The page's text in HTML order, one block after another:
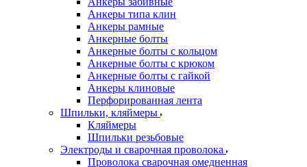
Анкеры типа клин
Анкеры рамные
Анкерные болты
Анкерные болты с кольцом
Анкерные болты с крюком
Анкерные болты с гайкой
Анкеры клиновые
Перфорированная лента
Шпильки, кляймеры
Кляймеры
Шпильки резьбовые
Электроды и сварочная проволока
Проволока сварочная омедненная